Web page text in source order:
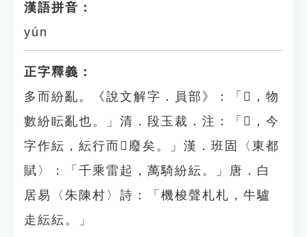
漢語拼音：
yún
正字釋義：
多而紛亂。《說文解字．員部》：「𧶊，物
數紛眃亂也。」清．段玉裁．注：「𧶊，今
字作紜，紜行而𧶊廢矣。」漢．班固〈東都
賦〉：「千乘雷起，萬騎紛紜。」唐．白
居易〈朱陳村〉詩：「機梭聲札札，牛驢
走紜紜。」